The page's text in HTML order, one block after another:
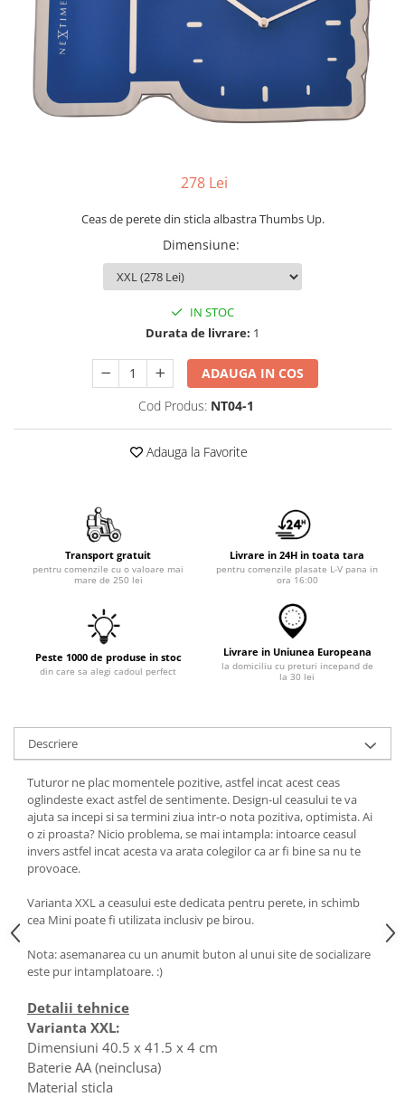
278 Lei
Ceas de perete din sticla albastra Thumbs Up.
Dimensiune:
IN STOC
Durata de livrare: 1
ADAUGA IN COS
Cod Produs: NT04-1
Adauga la Favorite
Transport gratuit
pentru comenzile cu o valoare mai
mare de 250 lei
Livrare in 24H in toata tara
pentru comenzile plasate L-V pana in
ora 16:00
Peste 1000 de produse in stoc
din care sa alegi cadoul perfect
Livrare in Uniunea Europeana
la domiciliu cu preturi incepand de
la 30 lei
Descriere
Tuturor ne plac momentele pozitive, astfel incat acest ceas
oglindeste exact astfel de sentimente. Design-ul ceasului te va
ajuta sa incepi si sa termini ziua intr-o nota pozitiva, optimista. Ai
o zi proasta? Nicio problema, se mai intampla: intoarce ceasul
invers astfel incat acesta va arata colegilor ca ar fi bine sa nu te
provoace.
Varianta XXL a ceasului este dedicata pentru perete, in schimb
cea Mini poate fi utilizata inclusiv pe birou.
Nota: asemanarea cu un anumit buton al unui site de socializare
este pur intamplatoare. :)
Detalii tehnice
Varianta XXL:
Dimensiuni 40.5 x 41.5 x 4 cm
Baterie AA (neinclusa)
Material sticla